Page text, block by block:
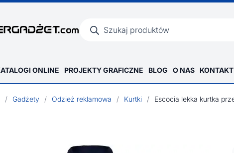
produktów
ONLINE PROJEKTY GRAFICZNE BLOG O NAS KONTAKT
/ Gadżety / Odzież reklamowa / Kurtki /